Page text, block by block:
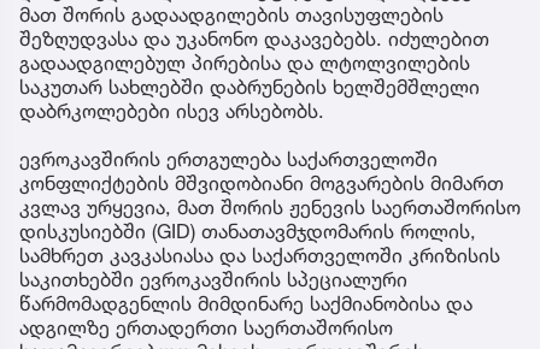
მათ შორის გადაადგილების თავისუფლების
შეზღუდვასა და უკანონო დაკავებებს. იძულებით
გადაადგილებულ პირებისა და ლტოლვილების
საკუთარ სახლებში დაბრუნების ხელშემშლელი
დაბრკოლებები ისევ არსებობს.
ევროკავშირის ერთგულება საქართველოში
კონფლიქტების მშვიდობიანი მოგვარების მიმართ
კვლავ ურყევია, მათ შორის ჟენევის საერთაშორისო
დისკუსიებში (GID) თანათავმჯდომარის როლის,
სამხრეთ კავკასიასა და საქართველოში კრიზისის
საკითხებში ევროკავშირის სპეციალური
წარმომადგენლის მიმდინარე საქმიანობისა და
ადგილზე ერთადერთი საერთაშორისო